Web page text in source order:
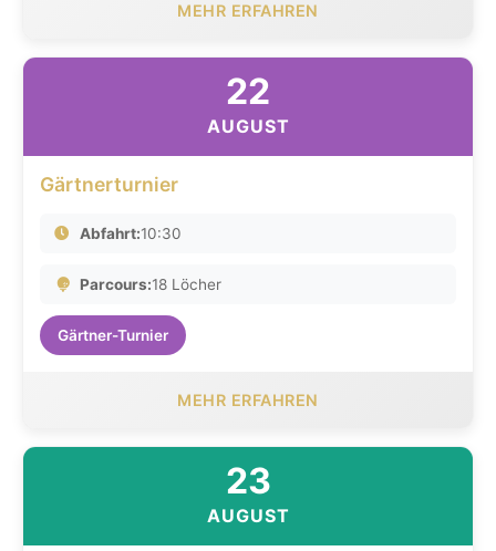
MEHR ERFAHREN
22
AUGUST
Gärtnerturnier
Abfahrt:10:30
Parcours:18 Löcher
Gärtner-Turnier
MEHR ERFAHREN
23
AUGUST